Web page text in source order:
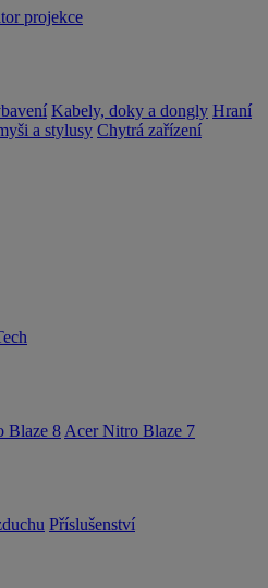
projekce
Kabely, doky a dongly Hraní
a stylusy Chytrá zařízení
Blaze 8 Acer Nitro Blaze 7
Příslušenství